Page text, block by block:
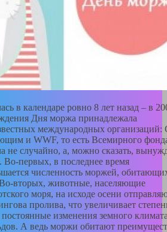
в календаре ровно 8 лет назад – в
Дня моржа принадлежала
международных организаций:
и WWF, то есть Всемирного
не случайно, а, можно сказать,
Во-первых, в последнее время
численность моржей,
вторых, животные, населяющие
моря, на исходе осени
пролива, что увеличивает
изменения земного
А ведь моржи обитают